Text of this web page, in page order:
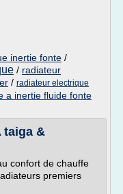
inertie fonte /
/ radiateur
/ radiateur electrique
a inertie fluide fonte
taiga &
confort de chauffe
premiers